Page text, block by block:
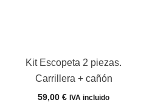
Kit Escopeta 2 piezas.
Carrillera + cañón
59,00€ IVA incluido